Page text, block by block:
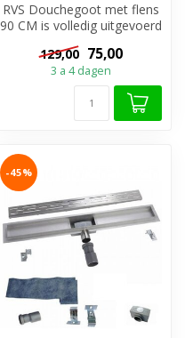
RVS Douchegoot met flens
90 CM is volledig uitgevoerd
met roestvrijstaal en heef...
129,00 75,00
3 a 4 dagen
-45%